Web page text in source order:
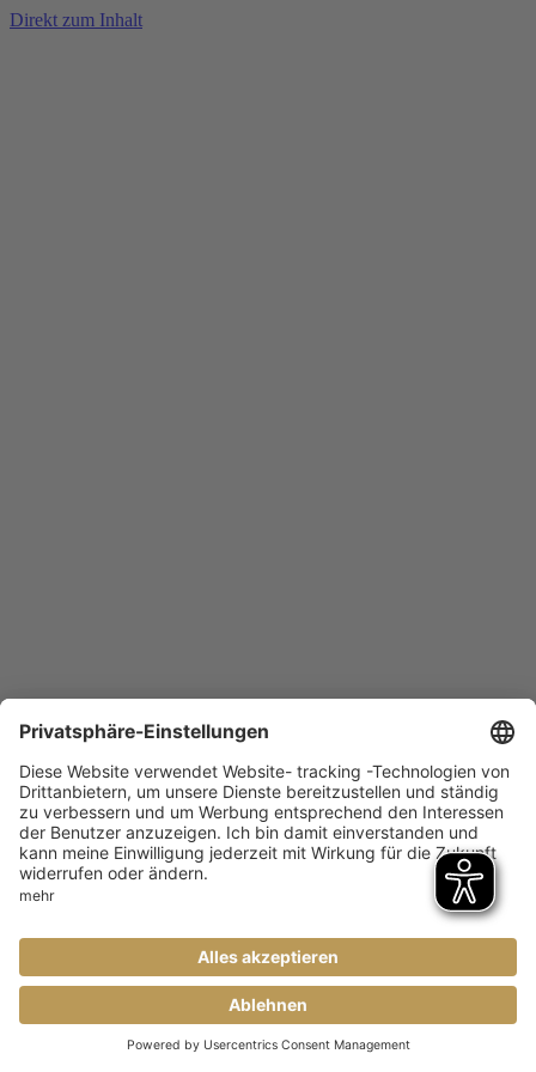
Direkt zum Inhalt